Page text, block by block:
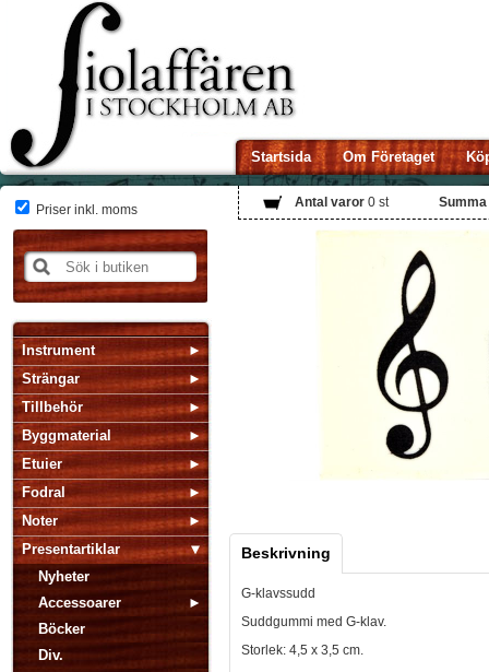
Startsida Om Företaget
Antal varor 0 st Summa
Priser inkl. moms
Instrument
Strängar
Tillbehör
Byggmaterial
Etuier
Fodral
Noter
Presentartiklar
Nyheter
Accessoarer
Böcker
Div.
Beskrivning
G-klavssudd
Suddgummi med G-klav.
Storlek: 4,5 x 3,5 cm.